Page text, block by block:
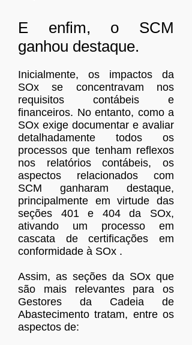
E enfim, o SCM
ganhou destaque.
Inicialmente, os impactos da
SOx se concentravam nos
requisitos contábeis e
financeiros. No entanto, como a
SOx exige documentar e avaliar
detalhadamente todos os
processos que tenham reflexos
nos relatórios contábeis, os
aspectos relacionados com
SCM ganharam destaque,
principalmente em virtude das
seções 401 e 404 da SOx,
ativando um processo em
cascata de certificações em
conformidade à SOx .
Assim, as seções da SOx que
são mais relevantes para os
Gestores da Cadeia de
Abastecimento tratam, entre os
aspectos de: